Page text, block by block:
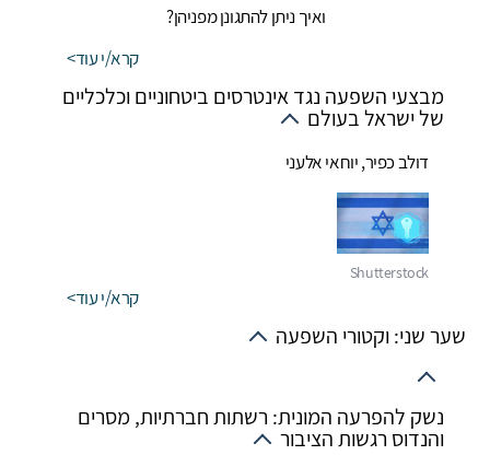
ואיך ניתן להתגונן מפניהן?
קרא/י עוד
מבצעי השפעה נגד אינטרסים ביטחוניים וכלכליים
של ישראל בעולם
דולב כפיר,יוחאי אלעני
קרא/י עוד
שער שני: וקטורי השפעה
נשק להפרעה המונית: רשתות חברתיות, מסרים
והנדוס רגשות הציבור